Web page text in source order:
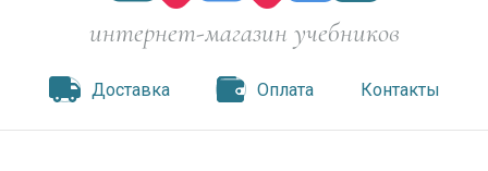
интернет-магазин учебников
Доставка Оплата Контакты